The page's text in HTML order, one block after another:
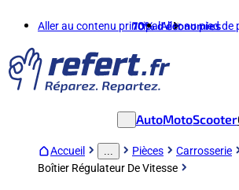
Aller au contenu principalAller au pied de
70%d'économies
AutoMotoScooter
Accueil Pièces
Carrosserie
Boîtier Régulateur De Vitesse